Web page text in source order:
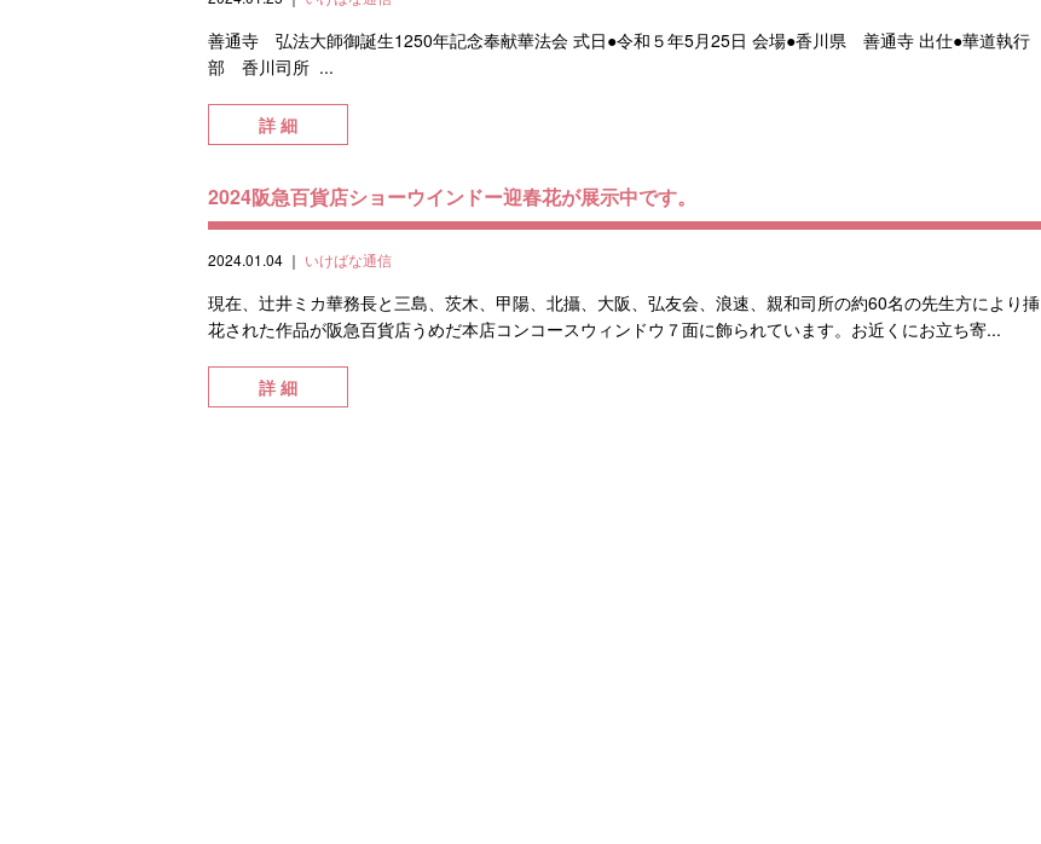
善通寺 弘法大師御誕生1250年記念奉献華法会 式日●令和５年5月25日 会場●香川県 善通寺 出仕●華道執行
部 香川司所 ...
詳 細
2024阪急百貨店ショーウインドー迎春花が展示中です。
2024.01.04 ｜ いけばな通信
現在、辻󠄀井ミカ華務長と三島、茨木、甲陽、北攝、大阪、弘友会、浪速、親和司所の約60名の先生方により挿
花された作品が阪急百貨店うめだ本店コンコースウィンドウ７面に飾られています。お近くにお立ち寄...
詳 細